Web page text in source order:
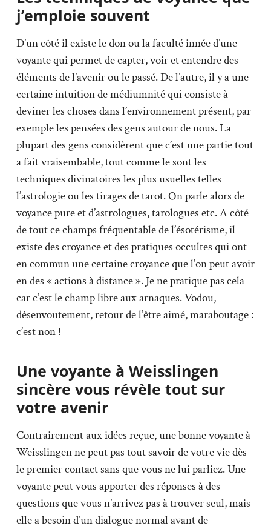
j’emploie souvent
D’un côté il existe le don ou la faculté innée d’une
voyante qui permet de capter, voir et entendre des
éléments de l’avenir ou le passé. De l’autre, il y a une
certaine intuition de médiumnité qui consiste à
deviner les choses dans l’environnement présent, par
exemple les pensées des gens autour de nous. La
plupart des gens considèrent que c’est une partie tout
a fait vraisembable, tout comme le sont les
techniques divinatoires les plus usuelles telles
l’astrologie ou les tirages de tarot. On parle alors de
voyance pure et d’astrologues, tarologues etc. A côté
de tout ce champs fréquentable de l’ésotérisme, il
existe des croyance et des pratiques occultes qui ont
en commun une certaine croyance que l’on peut avoir
en des « actions à distance ». Je ne pratique pas cela
car c’est le champ libre aux arnaques. Vodou,
désenvoutement, retour de l’être aimé, maraboutage :
c’est non !
Une voyante à Weisslingen
sincère vous révèle tout sur
votre avenir
Contrairement aux idées reçue, une bonne voyante à
Weisslingen ne peut pas tout savoir de votre vie dès
le premier contact sans que vous ne lui parliez. Une
voyante peut vous apporter des réponses à des
questions que vous n’arrivez pas à trouver seul, mais
elle a besoin d’un dialogue normal avant de